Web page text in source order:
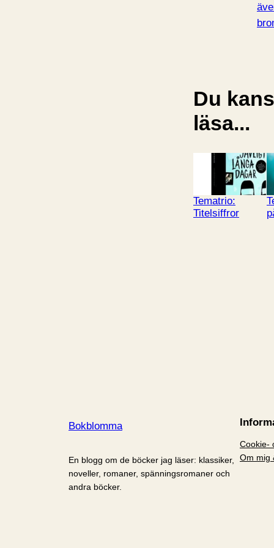
Du
läsa...
Tematrio:
Titelsiffror
Bokblomma
En blogg om de böcker jag läser: klassiker,
noveller, romaner, spänningsromaner och
andra böcker.
Cookie-
Om mig